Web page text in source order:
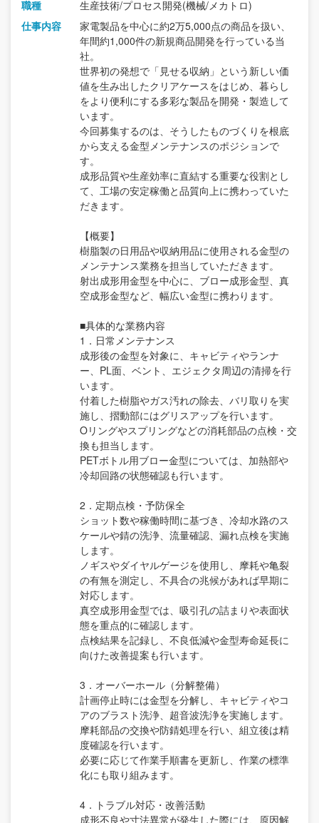
職種
生産技術/プロセス開発(機械/メカトロ)
仕事内容
家電製品を中心に約2万5,000点の商品を扱い、
年間約1,000件の新規商品開発を行っている当
社。
世界初の発想で「見せる収納」という新しい価
値を生み出したクリアケースをはじめ、暮らし
をより便利にする多彩な製品を開発・製造して
います。
今回募集するのは、そうしたものづくりを根底
から支える金型メンテナンスのポジションで
す。
成形品質や生産効率に直結する重要な役割とし
て、工場の安定稼働と品質向上に携わっていた
だきます。
【概要】
樹脂製の日用品や収納用品に使用される金型の
メンテナンス業務を担当していただきます。
射出成形用金型を中心に、ブロー成形金型、真
空成形金型など、幅広い金型に携わります。
■具体的な業務内容
1．日常メンテナンス
成形後の金型を対象に、キャビティやランナ
ー、PL面、ベント、エジェクタ周辺の清掃を行
います。
付着した樹脂やガス汚れの除去、バリ取りを実
施し、摺動部にはグリスアップを行います。
Oリングやスプリングなどの消耗部品の点検・交
換も担当します。
PETボトル用ブロー金型については、加熱部や
冷却回路の状態確認も行います。
2．定期点検・予防保全
ショット数や稼働時間に基づき、冷却水路のス
ケールや錆の洗浄、流量確認、漏れ点検を実施
します。
ノギスやダイヤルゲージを使用し、摩耗や亀裂
の有無を測定し、不具合の兆候があれば早期に
対応します。
真空成形用金型では、吸引孔の詰まりや表面状
態を重点的に確認します。
点検結果を記録し、不良低減や金型寿命延長に
向けた改善提案も行います。
3．オーバーホール（分解整備）
計画停止時には金型を分解し、キャビティやコ
アのブラスト洗浄、超音波洗浄を実施します。
摩耗部品の交換や防錆処理を行い、組立後は精
度確認を行います。
必要に応じて作業手順書を更新し、作業の標準
化にも取り組みます。
4．トラブル対応・改善活動
成形不良や寸法異常が発生した際には、原因解